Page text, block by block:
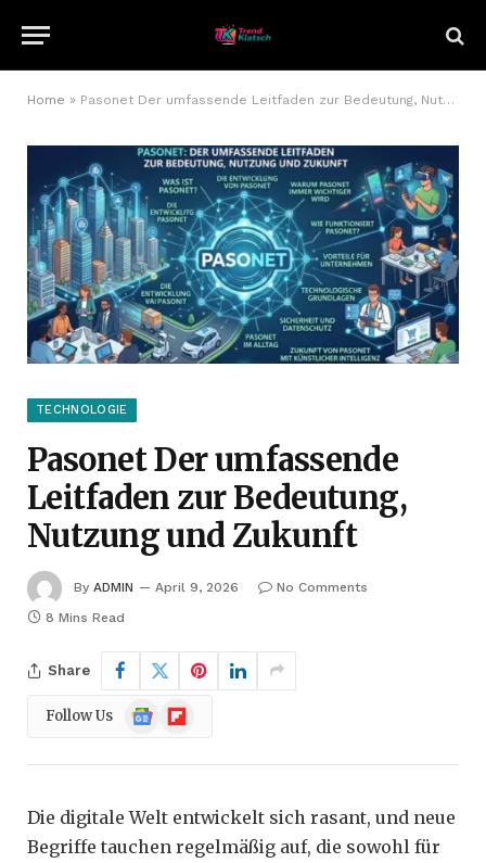
Home » Pasonet Der umfassende Leitfaden zur Bedeutung, Nutzung und Zukunft
TECHNOLOGIE
Pasonet Der umfassende
Leitfaden zur Bedeutung,
Nutzung und Zukunft
By ADMIN April 9, 2026
No Comments
8 Mins Read
Share
Follow Us
Google
News
Flipboard
Die digitale Welt entwickelt sich rasant, und neue
Begriffe tauchen regelmäßig auf, die sowohl für